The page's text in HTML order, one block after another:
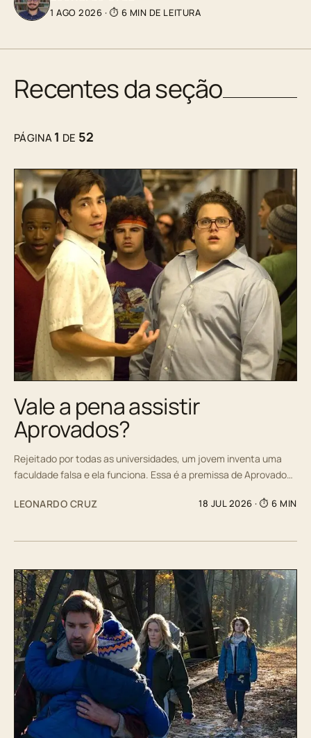
1 AGO 2026 · ⏱ 6 MIN DE LEITURA
Recentes da seção
PÁGINA1 DE 52
Vale a pena assistir
Aprovados?
Rejeitado por todas as universidades, um jovem inventa uma
faculdade falsa e ela funciona. Essa é a premissa de Aprovado…
LEONARDO CRUZ 18 JUL 2026 · ⏱ 6 MIN